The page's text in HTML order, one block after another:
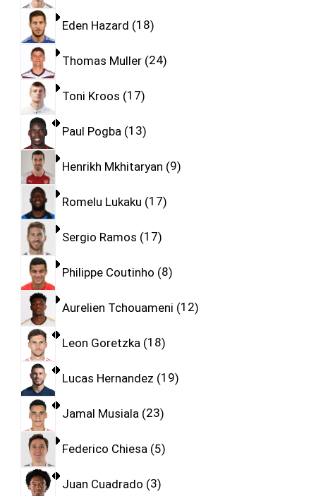
Eden Hazard 18
Thomas Muller 24
Toni Kroos 17
Paul Pogba 13
Henrikh Mkhitaryan 9
Romelu Lukaku 17
Sergio Ramos 17
Philippe Coutinho 8
Aurelien Tchouameni 12
Leon Goretzka 18
Lucas Hernandez 19
Jamal Musiala 23
Federico Chiesa 5
Juan Cuadrado 3